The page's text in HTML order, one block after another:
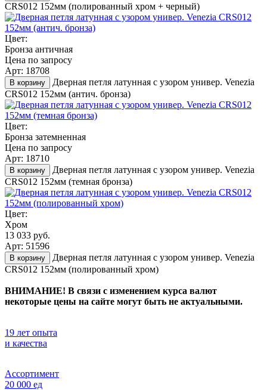
CRS012 152мм (полированный хром + черный)
Цвет:
Бронза античная
Цена по запросу
Арт: 18708
В корзину
Дверная петля латунная с узором универ. Venezia
CRS012 152мм (антич. бронза)
Цвет:
Бронза затемненная
Цена по запросу
Арт: 18710
В корзину
Дверная петля латунная с узором универ. Venezia
CRS012 152мм (темная бронза)
Цвет:
Хром
13 033 руб.
Арт: 51596
В корзину
Дверная петля латунная с узором универ. Venezia
CRS012 152мм (полированный хром)
ВНИМАНИЕ! В связи с изменением курса валют
некоторые цены на сайте могут быть не актуальными.
19 лет опыта
и качества
Ассортимент
20 000 ед